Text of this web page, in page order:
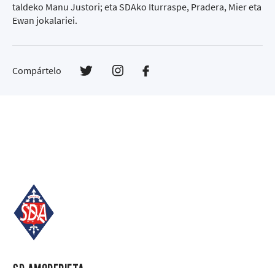
taldeko Manu Justori; eta SDAko Iturraspe, Pradera, Mier eta
Ewan jokalariei.
Compártelo